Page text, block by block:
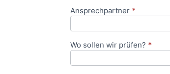
Ansprechpartner *
Wo sollen wir prüfen? *